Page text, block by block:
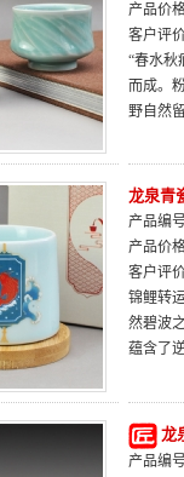
产品价
客户评
“春水秋
而成。
野自然
龙泉青
产品编
产品价
客户评
锦鲤转
然碧波
蕴含了
龙
产品编